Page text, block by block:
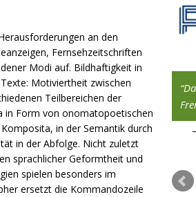
an den
Fernsehzeitschriften
Modi auf. Bildhaftigkeit in
Motiviertheit zwischen
Teilbereichen der
in Form von onomatopoetischen
in der Semantik durch
in der Abfolge. Nicht zuletzt
sprachlicher Geformtheit und
spielen besonders im
ersetzt die Kommandozeile
ist dasjenige, wodurch ein
wird, was er wird.
Sören Kierkegaard